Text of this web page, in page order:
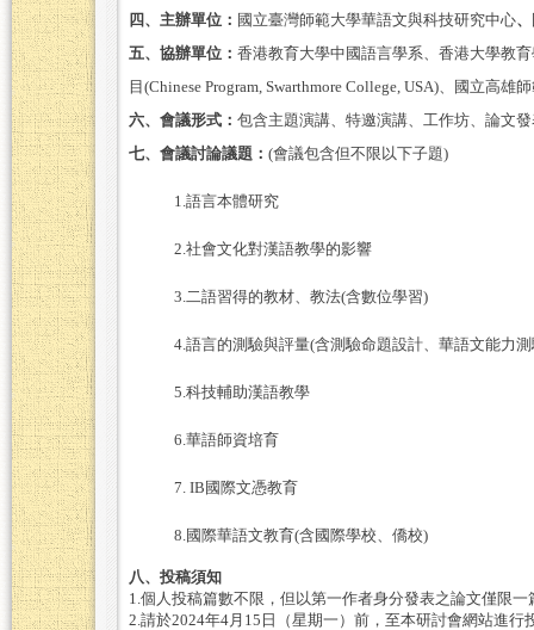
四、主辦單位： 國立臺灣師範大學華語文與科技研究中心、
五、協辦單位： 香港教育大學中國語言學系、香港大學教
目 (Chinese Program, Swarthmore College, USA)、國立高雄
六、會議形式： 包含主題演講、特邀演講、工作坊、論文
七、會議討論議題： (會議包含但不限以下子題)
1.語言本體研究
2.社會文化對漢語教學的影響
3.二語習得的教材、教法(含數位學習)
4.語言的測驗與評量(含測驗命題設計、華語文能力
5.科技輔助漢語教學
6.華語師資培育
7. IB 國際文憑教育
8.國際華語文教育(含國際學校、僑校)
八、投稿須知
1.個人投稿篇數不限，但以第一作者身分發表之論文僅限
2.請於2024年4月 15 日（星期一）前，至本研討會網站進行